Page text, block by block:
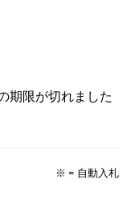
期限が切れました
※ = 自動入札